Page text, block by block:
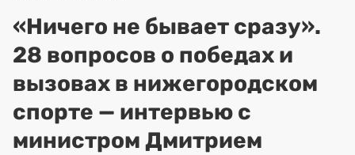
«Ничего не бывает сразу».
28 вопросов о победах и
вызовах в нижегородском
спорте — интервью с
министром Дмитрием